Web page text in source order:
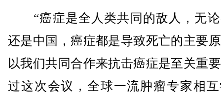
“癌症是全人类共同的敌人，无论
还是中国，癌症都是导致死亡的主要
以我们共同合作来抗击癌症是至关重
过这次会议，全球一流肿瘤专家相